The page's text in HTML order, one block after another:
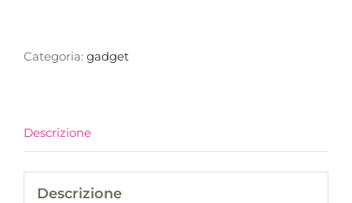
della
Categoria: gadget
Descrizione
Descrizione